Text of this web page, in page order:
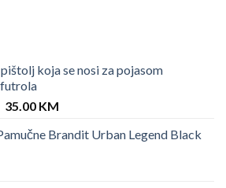
koja se nosi za pojasom
Original
was:
35.00 KMCurrent
is:
Brandit Urban Legend Black